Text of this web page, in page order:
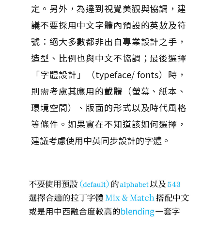
定。另外，為達到視覺美觀與協調，建
議不要採用中文字體內預設的英數及符
號：絕大多數都非出自專業設計之手，
造型、比例也與中文不協調；最後選擇
「字體設計」（typeface/ fonts）時，
則需考慮其應用的載體（螢幕、紙本、
環境空間）、版面的形式以及時代風格
等條件。如果實在不知道該如何選擇，
建議考慮使用中英同步設計的字體。